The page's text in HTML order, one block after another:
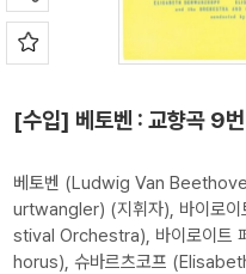
[수입] 베토벤 : 교향곡 9
베토벤 (Ludwig Van
urtwangler) (지휘자), 바이로
stival Orchestra), 바이로이트
horus), 슈바르츠코프